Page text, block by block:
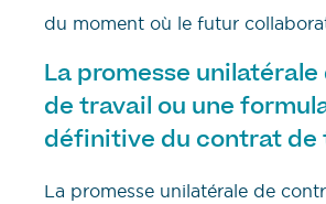
du moment où le futur
La promesse
de travail ou une
définitive du contrat de
La promesse unilatérale de